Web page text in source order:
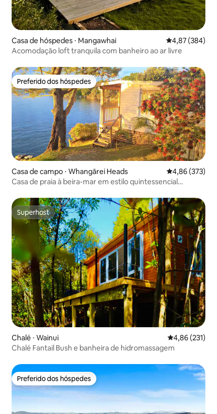
Casa de hóspedes ⋅ Mangawhai 4,87 de uma
4,87 (384)
Acomodação loft tranquila com banheiro ao ar livre
Preferido dos hóspedes
Preferido dos hóspedes
Casa de campo ⋅ Whangārei Heads 4,86 de uma
4,86 (373)
Casa de praia à beira-mar em estilo quintessencial
Superhost
Superhost
Chalé ⋅ Wainui 4,86 de uma
4,86 (231)
Chalé Fantail Bush e banheira de hidromassagem
Preferido dos hóspedes
Preferido dos hóspedes